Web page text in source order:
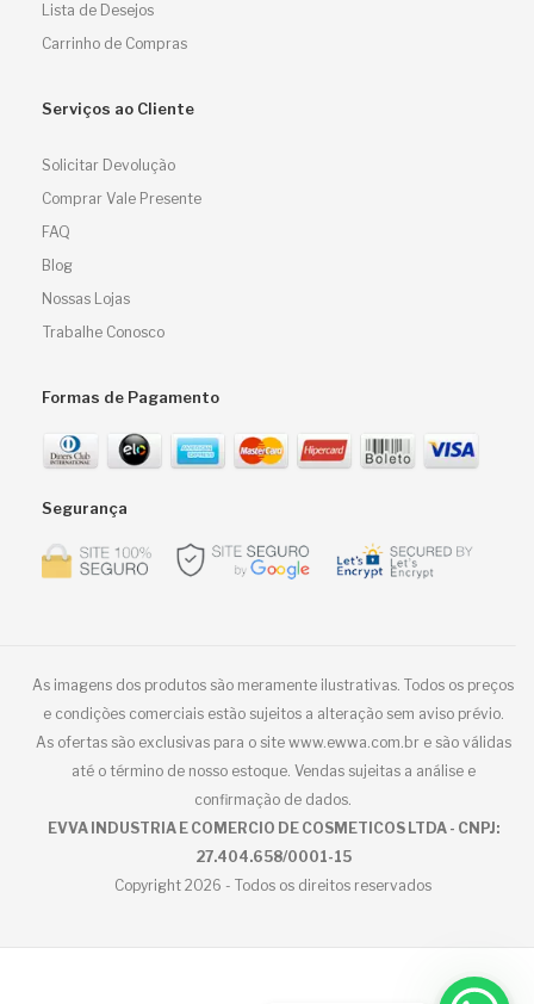
Lista de Desejos
Carrinho de Compras
Serviços ao Cliente
Solicitar Devolução
Comprar Vale Presente
FAQ
Blog
Nossas Lojas
Trabalhe Conosco
Formas de Pagamento
Segurança
As imagens dos produtos são meramente ilustrativas. Todos os preços
e condições comerciais estão sujeitos a alteração sem aviso prévio.
As ofertas são exclusivas para o site www.ewwa.com.br e são válidas
até o término de nosso estoque. Vendas sujeitas a análise e
confirmação de dados.
EVVA INDUSTRIA E COMERCIO DE COSMETICOS LTDA - CNPJ:
27.404.658/0001-15
Copyright 2026 - Todos os direitos reservados